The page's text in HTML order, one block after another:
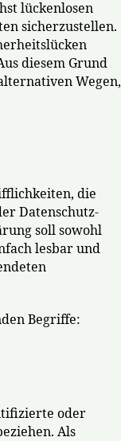
lückenlosen
sicherzustellen.
diesem Grund
Wegen,
die
Datenschutz-
soll sowohl
lesbar und
Begriffe:
oder
Als